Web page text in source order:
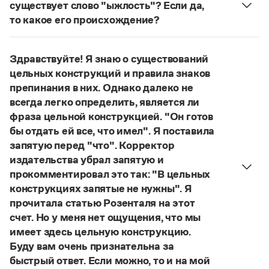
Словари русского языка как государственного
Справочники
Правила русской орфографии и пунктуации
Русский язык. Краткий теоретический курс
для школьников
Письмовник
Справочник по пунктуации
Словарь-справочник трудностей
Справочник по фразеологии
Азбучные истины
Словарь-справочник непростые слова
Все справочники портала
Журнал
Новости и события
Управление в русском языке
Словарь русских имён
Правила русской орфографии и пунктуации
(1956)
существует слово "ыжлость"? Если да,
то какое его происхождение?
Нет, не существует и не существовало. Это
Страница ответа
Здравствуйте! Я знаю о существований
цельных конструкций и правила знаков
препинания в них. Однако далеко не
всегда легко определить, является ли
фраза цельной конструкцией. "Он готов
бы отдать ей все, что имел". Я поставила
запятую перед "что". Корректор
издательства убрал запятую и
прокомментировал это так: "В цельных
конструкциях запятые не нужны". Я
прочитала статью Розенталя на этот
счет. Но у меня нет ощущения, что мы
имеет здесь цельную конструкцию.
Буду вам очень признательна за
быстрый ответ. Если можно, то и на мой